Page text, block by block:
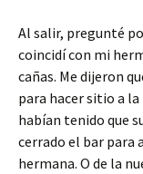
Al salir, pregunté
coincidí con mi
cañas. Me dijeron
para hacer sitio a
habían tenido que
cerrado el bar para
hermana. O de la